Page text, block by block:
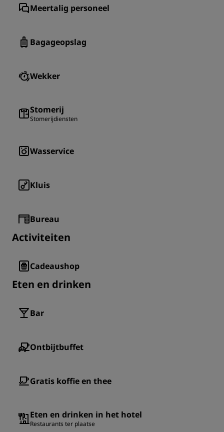
Meertalig personeel
Bagageopslag
Wekker
Stomerij
Stomerijdiensten
Wasservice
Kluis
Bureau
Activiteiten
Cadeaushop
Eten en drinken
Bar
Ontbijtbuffet
Gratis koffie en thee
Eten en drinken in het hotel
Restaurants ter plaatse